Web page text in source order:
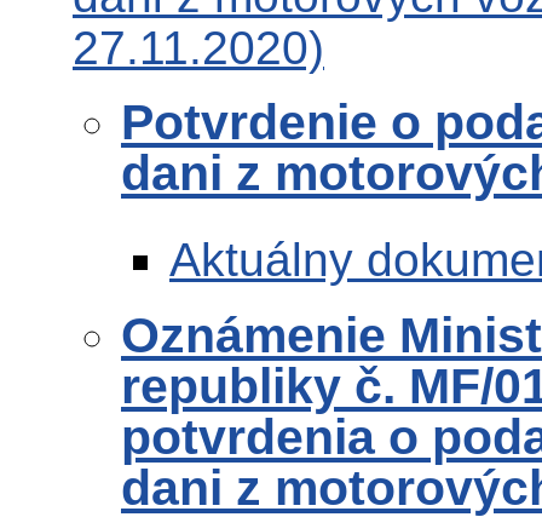
27.11.2020)
Potvrdenie o
dani z
Aktuálny
Oznámenie
republiky č. MF/
potvrdenia o
dani z